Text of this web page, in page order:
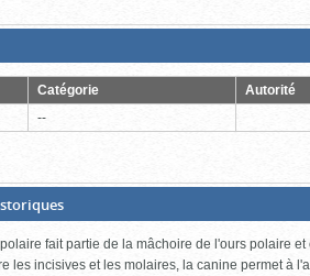
Catégorie Autorité
--
(Boite
fermée,
cliquer
pour
ouvrir)
fait partie de la mâchoire de l'ours polaire
les incisives et les molaires, la canine permet à